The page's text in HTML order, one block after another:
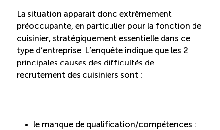
La situation apparait donc extrêmement
préoccupante, en particulier pour la fonction de
cuisinier, stratégiquement essentielle dans ce
type d’entreprise. L’enquête indique que les 2
principales causes des difficultés de
recrutement des cuisiniers sont :
le manque de qualification/compétences :